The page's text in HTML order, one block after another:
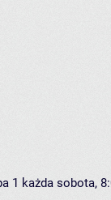
1 każda sobota,